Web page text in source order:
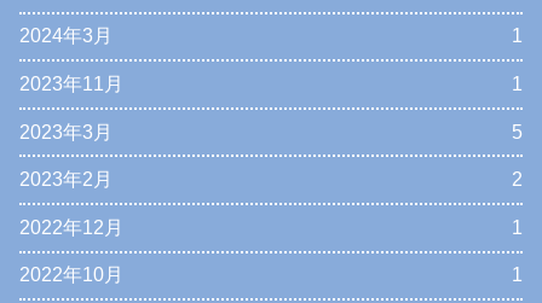
2024年3月 1
2023年11月 1
2023年3月 5
2023年2月 2
2022年12月 1
2022年10月 1